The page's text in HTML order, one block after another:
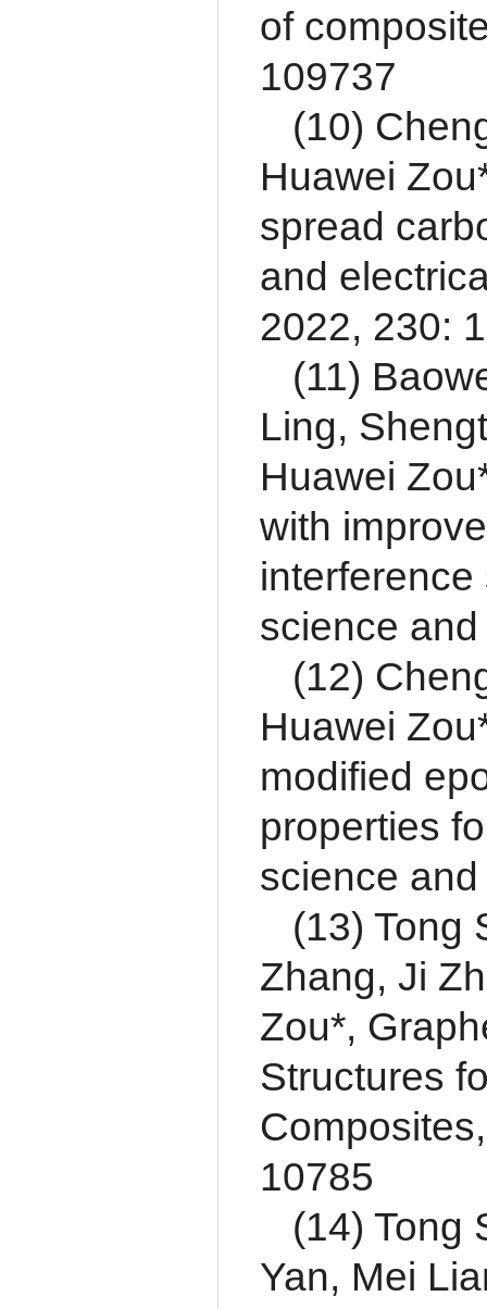
of
109737
(10)
Huawei
spread
and
2022, 230:
(11)
Ling,
Huawei
with
science
(12)
Huawei
modified
properties
science
(13) Tong
Zhang, Ji
Zou*,
Structures
10785
(14) Tong
Yan, Mei